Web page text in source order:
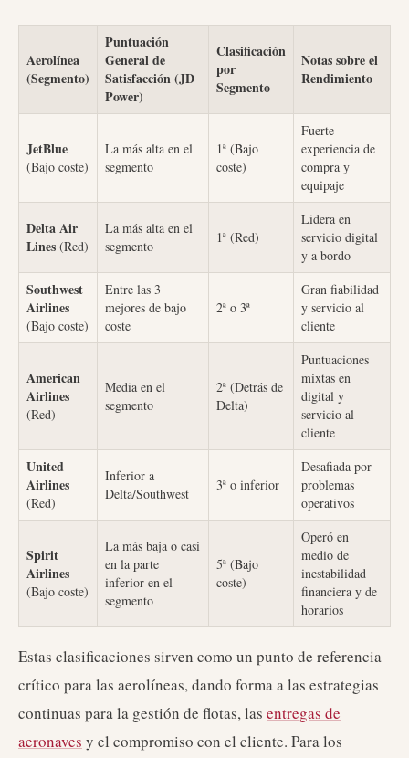
Aerolínea
(Segmento)
Puntuación
General de
Satisfacción (JD
Power)
Clasificación
por
Segmento
Notas sobre el
Rendimiento
JetBlue
(Bajo coste)
La más alta en el
segmento
1ª (Bajo
coste)
Fuerte
experiencia de
compra y
equipaje
Delta Air
Lines (Red)
La más alta en el
segmento
1ª (Red)
Lidera en
servicio digital
y a bordo
Southwest
Airlines
(Bajo coste)
Entre las 3
mejores de bajo
coste
2ª o 3ª
Gran fiabilidad
y servicio al
cliente
American
Airlines
(Red)
Media en el
segmento
2ª (Detrás de
Delta)
Puntuaciones
mixtas en
digital y
servicio al
cliente
United
Airlines
(Red)
Inferior a
Delta/Southwest
3ª o inferior
Desafiada por
problemas
operativos
Spirit
Airlines
(Bajo coste)
La más baja o casi
en la parte
inferior en el
segmento
5ª (Bajo
coste)
Operó en
medio de
inestabilidad
financiera y de
horarios
Estas clasificaciones sirven como un punto de referencia
crítico para las aerolíneas, dando forma a las estrategias
continuas para la gestión de flotas, las entregas de
aeronaves y el compromiso con el cliente. Para los